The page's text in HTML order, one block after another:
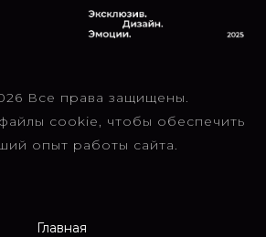
Все права защищены.
cookie, чтобы обеспечить
опыт работы сайта.
Главная